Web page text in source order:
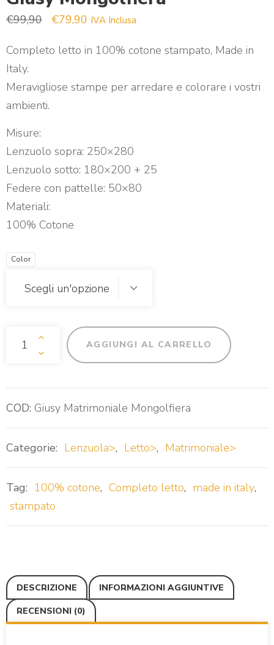
€99,90 Il prezzo originale era: €99,90.
€79,90 Il prezzo attuale è: €79,90.
IVA Inclusa
Completo letto in 100% cotone stampato, Made in
Italy.
Meravigliose stampe per arredare e colorare i vostri
ambienti.
Misure:
Lenzuolo sopra: 250×280
Lenzuolo sotto: 180×200 + 25
Federe con pattelle: 50×80
Materiali:
100% Cotone
Color
Completo Letto Matrimoniale Giusy Mongolfiera
AGGIUNGI AL CARRELLO
COD: Giusy Matrimoniale Mongolfiera
Categorie: Lenzuola>, Letto>, Matrimoniale>
Tag: 100% cotone, Completo letto, made in italy,
stampato
DESCRIZIONE
INFORMAZIONI AGGIUNTIVE
RECENSIONI (0)